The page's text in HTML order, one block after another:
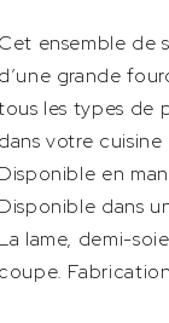
Cet ensemble de
d’une grande
les types de
dans votre
Disponible en
Disponible dans
La lame, demi-
coupe.